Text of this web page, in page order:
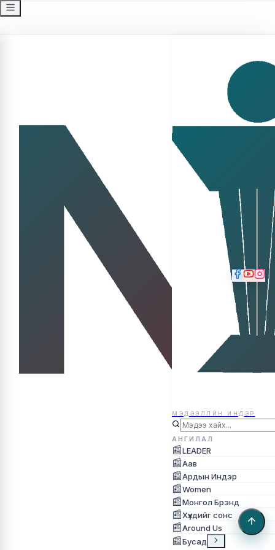
МЭДЭЭЛЛЙН ИНДЭР
АНГИЛАЛ
📰LEADER
📰Аав
📰Ардын Индэр
📰Women
📰Монгол Брэнд
📰Хүүхдийг сонс
📰Around Us
📰Бусад